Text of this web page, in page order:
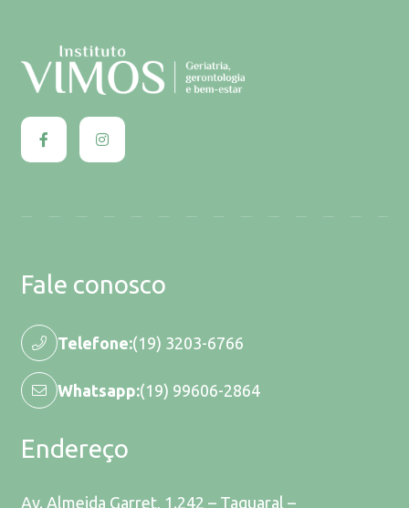
Fale conosco
Telefone:(19) 3203-6766
Whatsapp:(19) 99606-2864
Endereço
Av. Almeida Garret, 1.242 – Taquaral –